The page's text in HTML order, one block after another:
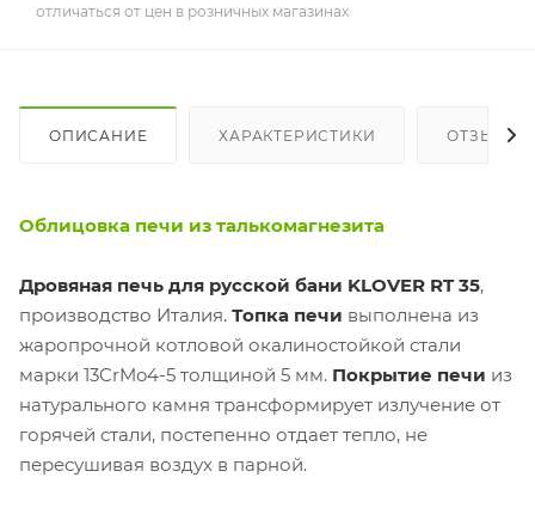
отличаться от цен в розничных магазинах
ОПИСАНИЕ ХАРАКТЕРИСТИКИ ОТЗЫВЫ
Облицовка печи из талькомагнезита
Дровяная печь для русской бани KLOVER RT 35,
производство Италия. Топка печи выполнена из
жаропрочной котловой окалиностойкой стали
марки 13CrMo4-5 толщиной 5 мм. Покрытие печи из
натурального камня трансформирует излучение от
горячей стали, постепенно отдает тепло, не
пересушивая воздух в парной.